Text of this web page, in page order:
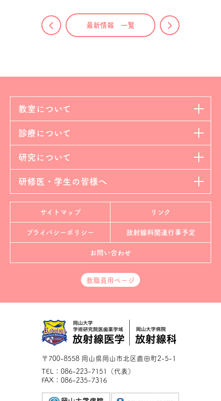
最新情報 一覧
教室について
診療について
研究について
研修医・学生の皆様へ
〒700-8558 岡山県岡山市北区鹿田町2-5-1
TEL：086-223-7151（代表）
FAX：086-235-7316
サイトマップ リンク
プライバシーポリシー 放射線科関連行事予定
お問い合わせ
教職員用ページ